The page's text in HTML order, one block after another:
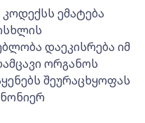
ემატება
დაეკისრება იმ
ორგანოს
შეურაცხყოფას